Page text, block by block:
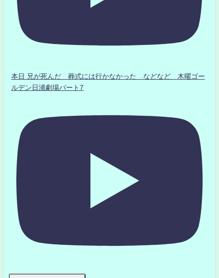
本日 兄が死んだ 葬式には行かなかった などなど 木曜ゴー
ルデン日浦劇場パート7